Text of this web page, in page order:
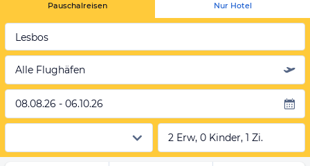
Pauschalreisen Nur Hotel
Lesbos
Alle Flughäfen
08.08.26 - 06.10.26
2 Erw, 0 Kinder, 1 Zi.